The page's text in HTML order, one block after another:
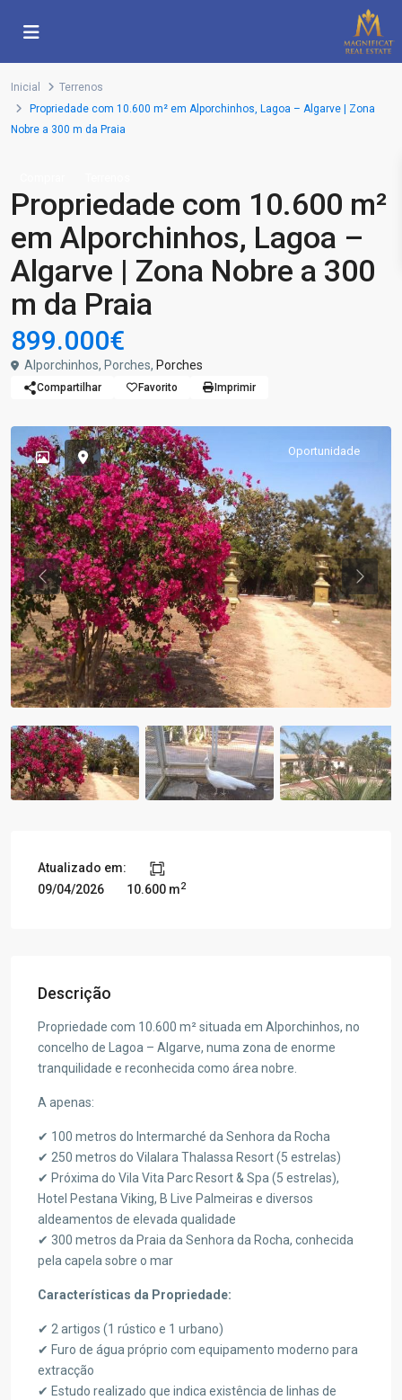
Inicial
Terrenos
Propriedade com 10.600 m² em Alporchinhos, Lagoa – Algarve | Zona
Nobre a 300 m da Praia
Propriedade com 10.600 m²
em Alporchinhos, Lagoa –
Algarve | Zona Nobre a 300
m da Praia
899.000€
Alporchinhos, Porches, Porches
Compartilhar Favorito Imprimir
Oportunidade
Previous
Atualizado em:
09/04/2026
10.600 m2
Descrição
Propriedade com 10.600 m² situada em Alporchinhos, no
concelho de Lagoa – Algarve, numa zona de enorme
tranquilidade e reconhecida como área nobre.
A apenas:
✔ 100 metros do Intermarché da Senhora da Rocha
✔ 250 metros do Vilalara Thalassa Resort (5 estrelas)
✔ Próxima do Vila Vita Parc Resort & Spa (5 estrelas),
Hotel Pestana Viking, B Live Palmeiras e diversos
aldeamentos de elevada qualidade
✔ 300 metros da Praia da Senhora da Rocha, conhecida
pela capela sobre o mar
Características da Propriedade:
✔ 2 artigos (1 rústico e 1 urbano)
✔ Furo de água próprio com equipamento moderno para
extracção
✔ Estudo realizado que indica existência de linhas de